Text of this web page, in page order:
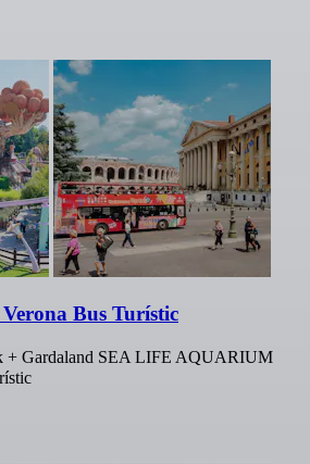
Bus Turístic
+ Gardaland SEA LIFE AQUARIUM